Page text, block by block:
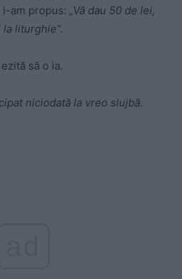
am propus: „Vă dau 50 de lei,
liturghie”.
să o ia.
niciodată la vreo slujbă.